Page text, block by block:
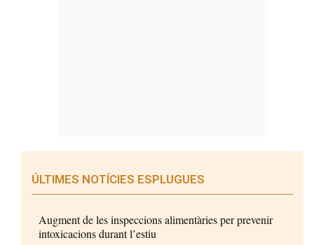
ÚLTIMES NOTÍCIES ESPLUGUES
Augment de les inspeccions alimentàries per prevenir
intoxicacions durant l’estiu